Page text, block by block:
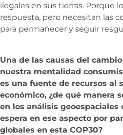
ilegales en sus tierras. Porque
respuesta, pero necesitan las
para permanecer y seguir
Una de las causas del
nuestra mentalidad
es una fuente de recursos al
económico, ¿de qué manera
en los análisis geoespaciales
espera en ese aspecto por
globales en esta COP30?